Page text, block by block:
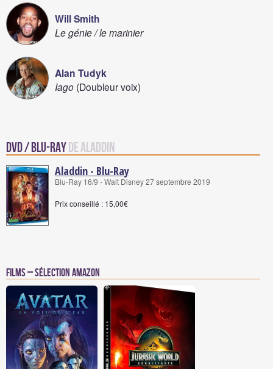
Will Smith
Le génie / le marinier
Alan Tudyk
Iago (Doubleur voix)
DVD / Blu-Rayde Aladdin
Aladdin - Blu-Ray
Blu-Ray 16/9 - Walt Disney 27 septembre 2019
Prix conseillé : 15,00€
Films – Sélection Amazon